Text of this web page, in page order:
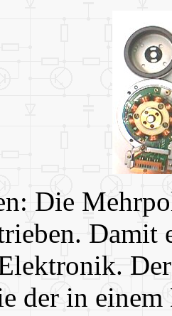
Die
Damit
der in